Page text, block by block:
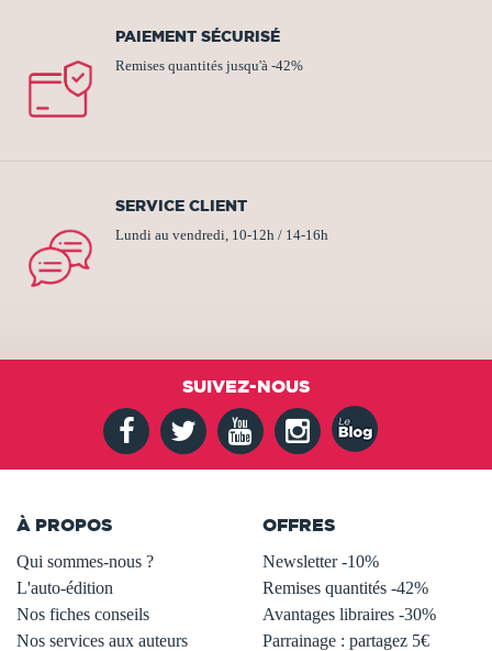
PAIEMENT SÉCURISÉ
Remises quantités jusqu'à -42%
SERVICE CLIENT
Lundi au vendredi, 10-12h / 14-16h
SUIVEZ-NOUS
À PROPOS
Qui sommes-nous ?
L'auto-édition
Nos fiches conseils
Nos services aux auteurs
OFFRES
Newsletter -10%
Remises quantités -42%
Avantages libraires -30%
Parrainage : partagez 5€